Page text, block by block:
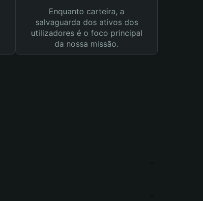
Enquanto carteira, a
salvaguarda dos ativos dos
utilizadores é o foco principal
da nossa missão.